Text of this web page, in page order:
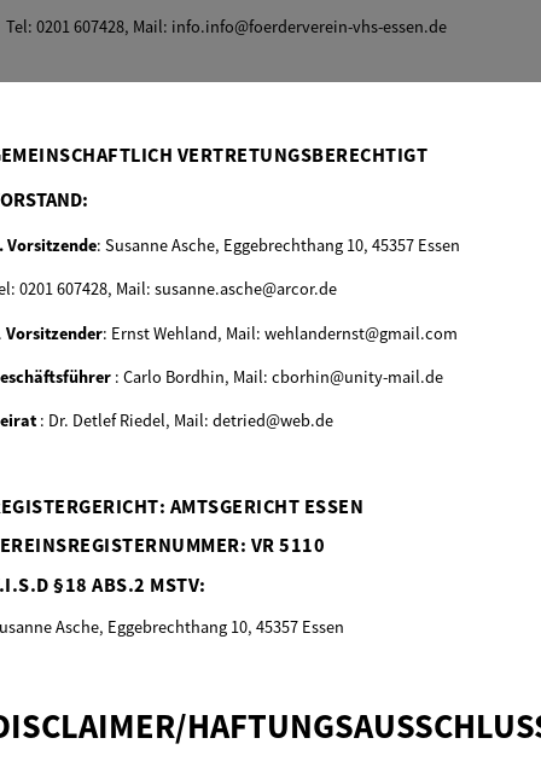
Tel: 0201 607428, Mail: info.info@foerderverein-vhs-essen.de
VERTRETUNGSBERECHTIGT
:
Vorsitzende: Susanne Asche, Eggebrechthang 10, 45357 Essen
0201 607428, Mail: susanne.asche@arcor.de
Vorsitzender: Ernst Wehland, Mail: wehlandernst@gmail.com
: Carlo Bordhin, Mail: cborhin@unity-mail.de
: Dr. Detlef Riedel, Mail: detried@web.de
AMTSGERICHT ESSEN
VR 5110
§18 ABS.2 MSTV:
Asche, Eggebrechthang 10, 45357 Essen